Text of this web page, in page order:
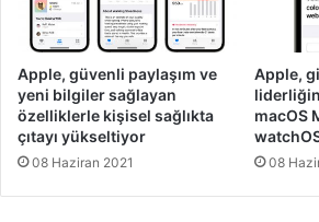
Apple, güvenli paylaşım ve
yeni bilgiler sağlayan
özelliklerle kişisel sağlıkta
çıtayı yükseltiyor
08 Haziran 2021
Apple,
macOS
08